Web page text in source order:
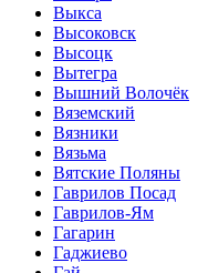
Выкса
Высоковск
Высоцк
Вытегра
Вышний Волочёк
Вяземский
Вязники
Вязьма
Вятские Поляны
Гаврилов Посад
Гаврилов-Ям
Гагарин
Гаджиево